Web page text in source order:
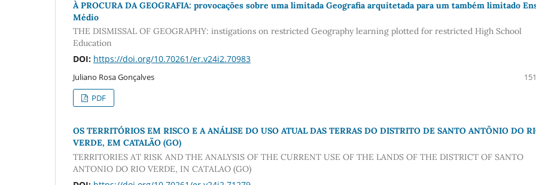
À PROCURA DA GEOGRAFIA: provocações sobre uma limitada Geografia arquitetada para um também limitado
Médio
THE DISMISSAL OF GEOGRAPHY: instigations on restricted Geography learning plotted for restricted High School
Education
DOI: https://doi.org/10.70261/er.v24i2.70983
Juliano Rosa Gonçalves
PDF
OS TERRITÓRIOS EM RISCO E A ANÁLISE DO USO ATUAL DAS TERRAS DO DISTRITO DE SANTO ANTÔNIO DO
VERDE, EM CATALÃO (GO)
TERRITORIES AT RISK AND THE ANALYSIS OF THE CURRENT USE OF THE LANDS OF THE DISTRICT OF SANTO
ANTONIO DO RIO VERDE, IN CATALAO (GO)